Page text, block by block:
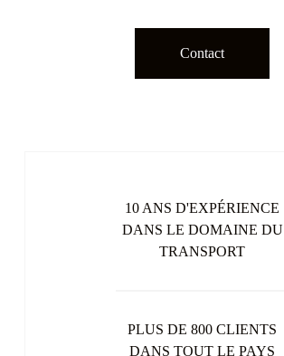
Contact
10 ANS D'EXPÉRIENCE
DANS LE DOMAINE DU
TRANSPORT
PLUS DE 800 CLIENTS
DANS TOUT LE PAYS